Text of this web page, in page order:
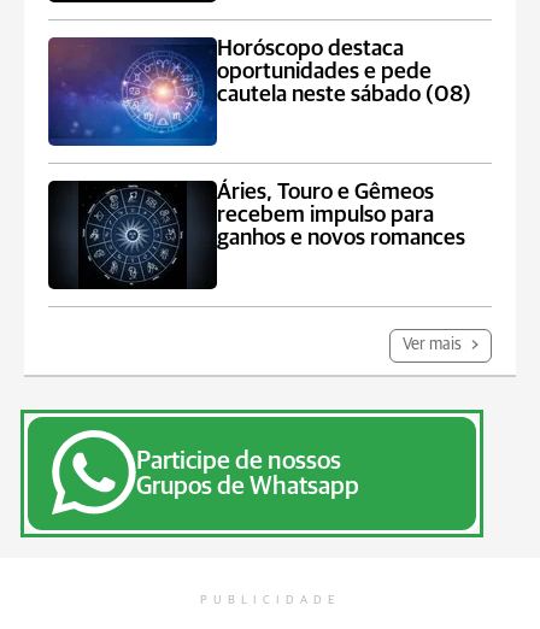
Horóscopo destaca
oportunidades e pede
cautela neste sábado (08)
Áries, Touro e Gêmeos
recebem impulso para
ganhos e novos romances
Ver mais
Participe de nossos
Grupos de Whatsapp
PUBLICIDADE